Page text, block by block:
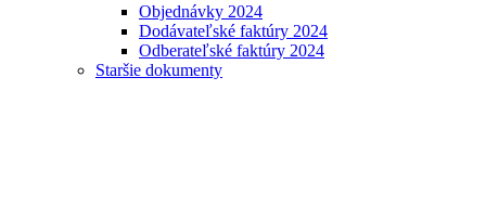
Objednávky 2024
Dodávateľské faktúry 2024
Odberateľské faktúry 2024
Staršie dokumenty